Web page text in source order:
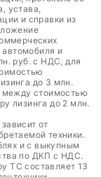
устава,
и справки из
и
руб. с НДС, для
до 3 млн.
между стоимостью
лизинга до 2 млн.
от
техники.
и с выкупным
по ДКП с НДС.
ТС составляет 13